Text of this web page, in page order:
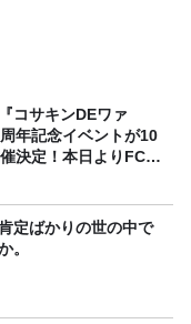
コサキンDEワァ
年記念イベントが10
決定！本日よりFC先
定ばかりの世の中で
。